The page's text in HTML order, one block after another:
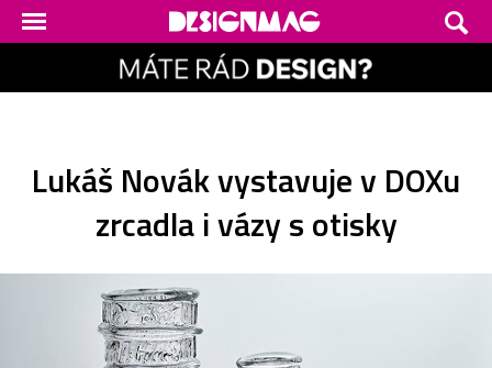
Lukáš Novák vystavuje v DOXu
zrcadla i vázy s otisky